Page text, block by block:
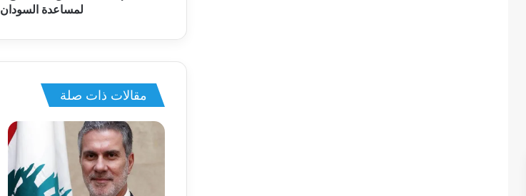
لمساعدة السودان
مقالات ذات صلة